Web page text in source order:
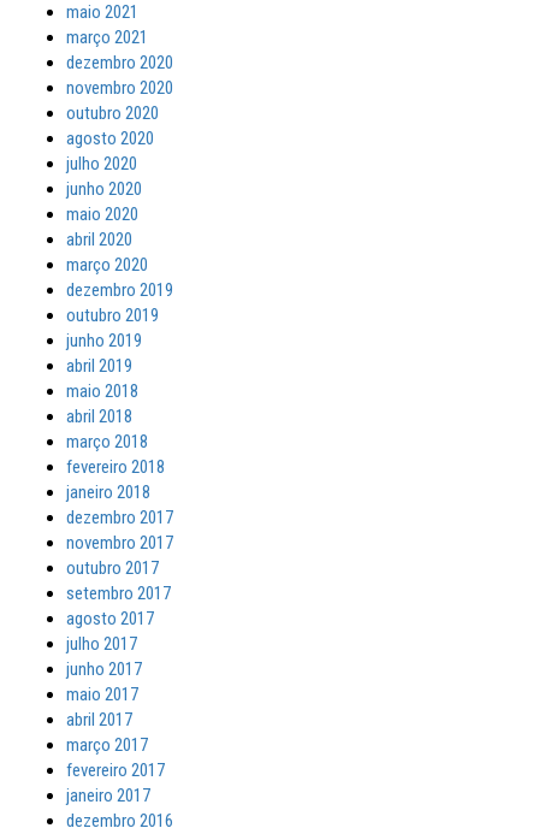
maio 2021
março 2021
dezembro 2020
novembro 2020
outubro 2020
agosto 2020
julho 2020
junho 2020
maio 2020
abril 2020
março 2020
dezembro 2019
outubro 2019
junho 2019
abril 2019
maio 2018
abril 2018
março 2018
fevereiro 2018
janeiro 2018
dezembro 2017
novembro 2017
outubro 2017
setembro 2017
agosto 2017
julho 2017
junho 2017
maio 2017
abril 2017
março 2017
fevereiro 2017
janeiro 2017
dezembro 2016